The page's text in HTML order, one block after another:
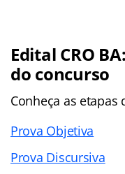
Edital CRO BA
do concurso
Conheça as etapas
Prova Objetiva
Prova Discursiva